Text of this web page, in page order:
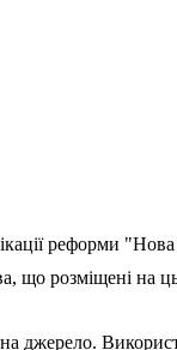
реформи
що розміщені на
джерело.